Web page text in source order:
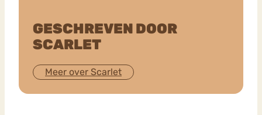
GESCHREVEN DOOR
SCARLET
Meer over Scarlet